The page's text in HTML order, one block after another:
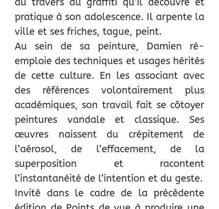
pratique à son adolescence. Il arpente la
ville et ses friches, tague, peint.
Au sein de sa peinture, Damien ré-
emploie des techniques et usages hérités
de cette culture. En les associant avec
des références volontairement plus
académiques, son travail fait se côtoyer
peintures vandale et classique. Ses
œuvres naissent du crépitement de
l’aérosol, de l’effacement, de la
superposition et racontent
l’instantanéité de l’intention et du geste.
Invité dans le cadre de la précédente